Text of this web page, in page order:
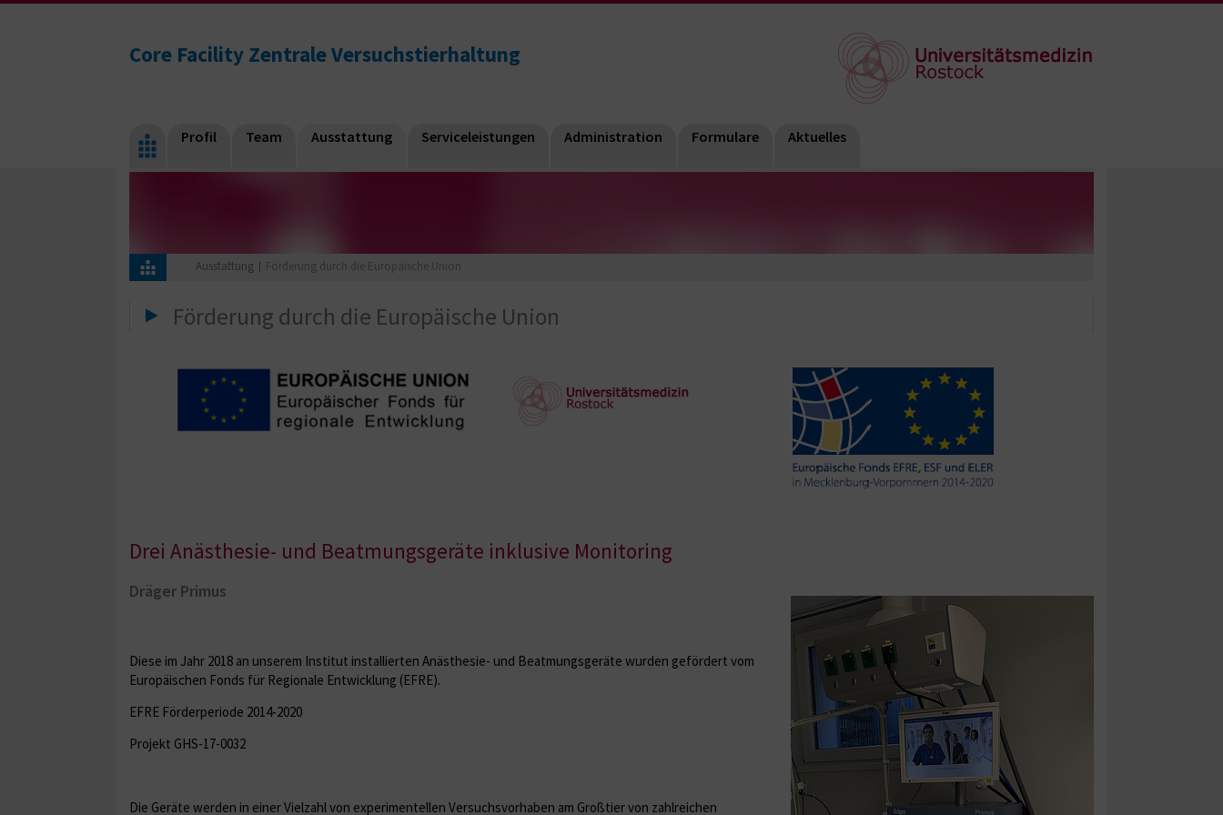
Core Facility Zentrale Versuchstierhaltung
Profil Team Ausstattung Serviceleistungen Administration Formulare Aktuelles
Ausstattung Förderung durch die Europäische Union
Förderung durch die Europäische Union
Drei Anästhesie- und Beatmungsgeräte inklusive Monitoring
Dräger Primus
Diese im Jahr 2018 an unserem Institut installierten Anästhesie- und Beatmungsgeräte wurden gefördert vom
Europäischen Fonds für Regionale Entwicklung (EFRE).
EFRE Förderperiode 2014-2020
Projekt GHS-17-0032
Die Geräte werden in einer Vielzahl von experimentellen Versuchsvorhaben am Großtier von zahlreichen